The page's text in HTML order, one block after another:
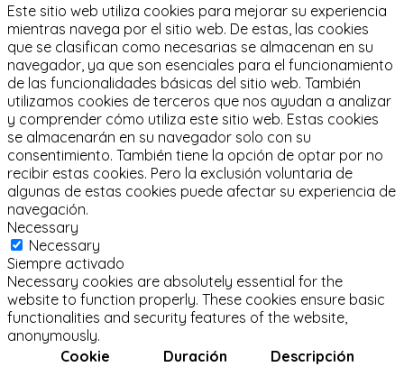
Este sitio web utiliza cookies para mejorar su experiencia
mientras navega por el sitio web. De estas, las cookies
que se clasifican como necesarias se almacenan en su
navegador, ya que son esenciales para el funcionamiento
de las funcionalidades básicas del sitio web. También
utilizamos cookies de terceros que nos ayudan a analizar
y comprender cómo utiliza este sitio web. Estas cookies
se almacenarán en su navegador solo con su
consentimiento. También tiene la opción de optar por no
recibir estas cookies. Pero la exclusión voluntaria de
algunas de estas cookies puede afectar su experiencia de
navegación.
Necessary
Necessary
Siempre activado
Necessary cookies are absolutely essential for the
website to function properly. These cookies ensure basic
functionalities and security features of the website,
anonymously.
Cookie
Duración Descripción